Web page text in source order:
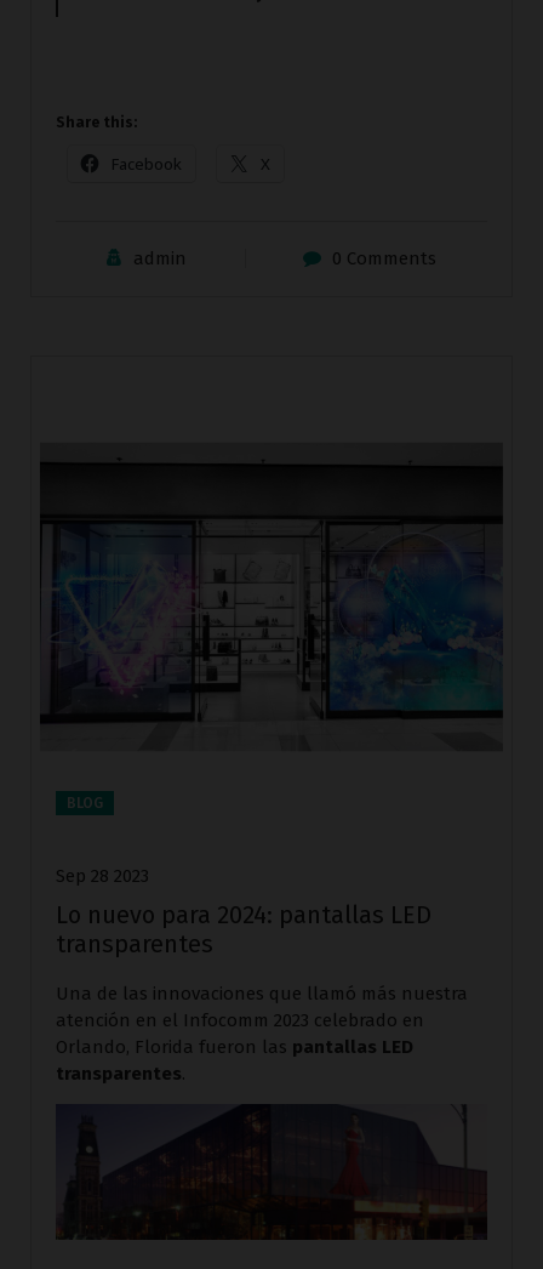
Share this:
Facebook X
admin 0 Comments
BLOG
Sep 28 2023
Lo nuevo para 2024: pantallas LED
transparentes
Una de las innovaciones que llamó más nuestra
atención en el Infocomm 2023 celebrado en
Orlando, Florida fueron las pantallas LED
transparentes.